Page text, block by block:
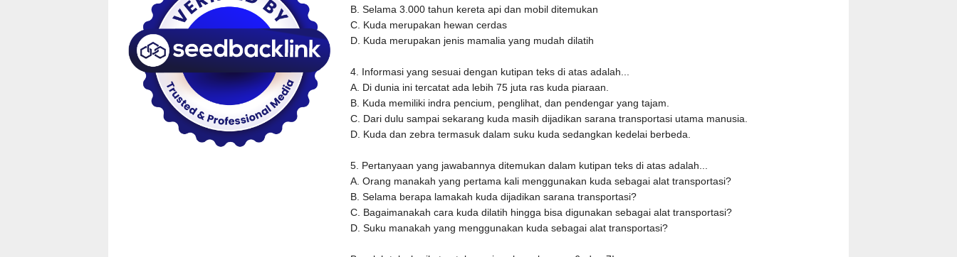
B. Selama 3.000 tahun kereta api dan mobil ditemukan
C. Kuda merupakan hewan cerdas
D. Kuda merupakan jenis mamalia yang mudah dilatih
4. Informasi yang sesuai dengan kutipan teks di atas adalah...
A. Di dunia ini tercatat ada lebih 75 juta ras kuda piaraan.
B. Kuda memiliki indra pencium, penglihat, dan pendengar yang tajam.
C. Dari dulu sampai sekarang kuda masih dijadikan sarana transportasi utama manusia.
D. Kuda dan zebra termasuk dalam suku kuda sedangkan kedelai berbeda.
5. Pertanyaan yang jawabannya ditemukan dalam kutipan teks di atas adalah...
A. Orang manakah yang pertama kali menggunakan kuda sebagai alat transportasi?
B. Selama berapa lamakah kuda dijadikan sarana transportasi?
C. Bagaimanakah cara kuda dilatih hingga bisa digunakan sebagai alat transportasi?
D. Suku manakah yang menggunakan kuda sebagai alat transportasi?